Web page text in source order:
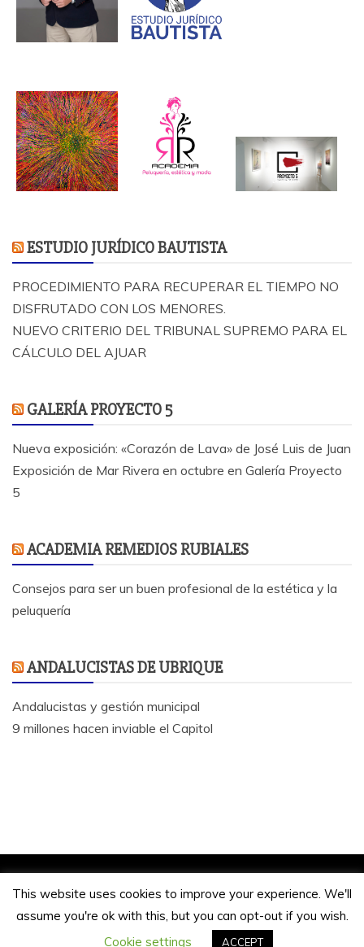
ESTUDIO JURÍDICO BAUTISTA
PROCEDIMIENTO PARA RECUPERAR EL TIEMPO NO
DISFRUTADO CON LOS MENORES.
NUEVO CRITERIO DEL TRIBUNAL SUPREMO PARA EL
CÁLCULO DEL AJUAR
GALERÍA PROYECTO 5
Nueva exposición: «Corazón de Lava» de José Luis de Juan
Exposición de Mar Rivera en octubre en Galería Proyecto
5
ACADEMIA REMEDIOS RUBIALES
Consejos para ser un buen profesional de la estética y la
peluquería
ANDALUCISTAS DE UBRIQUE
Andalucistas y gestión municipal
9 millones hacen inviable el Capitol
Jose Antonio Bautista 2020.
Funciona gracias a WordPress|Tema: Refined
Magazine de
Candid Themes
This website uses cookies to improve your experience. We'll
assume you're ok with this, but you can opt-out if you wish.
Cookie settings
ACCEPT